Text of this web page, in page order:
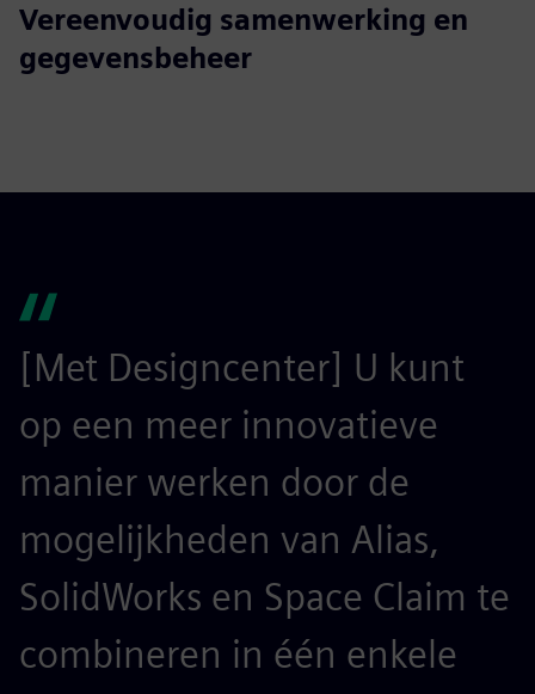
Vereenvoudig samenwerking en
gegevensbeheer
[Met Designcenter] U kunt
op een meer innovatieve
manier werken door de
mogelijkheden van Alias,
SolidWorks en Space Claim te
combineren in één enkele